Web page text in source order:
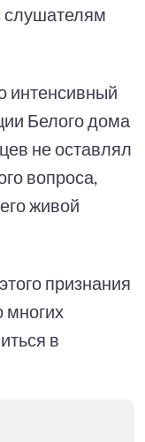
слушателям
интенсивный
Белого дома
не оставлял
вопроса,
живой
признания
многих
в